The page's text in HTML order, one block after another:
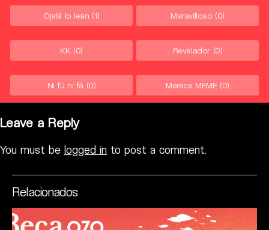
Ojalá lo lean (1) Maravilloso (0)
KK (0) Revelador (0)
Ni fú ni fá (0) Merece MEME (0)
Leave a Reply
You must be logged in to post a comment.
Relacionados